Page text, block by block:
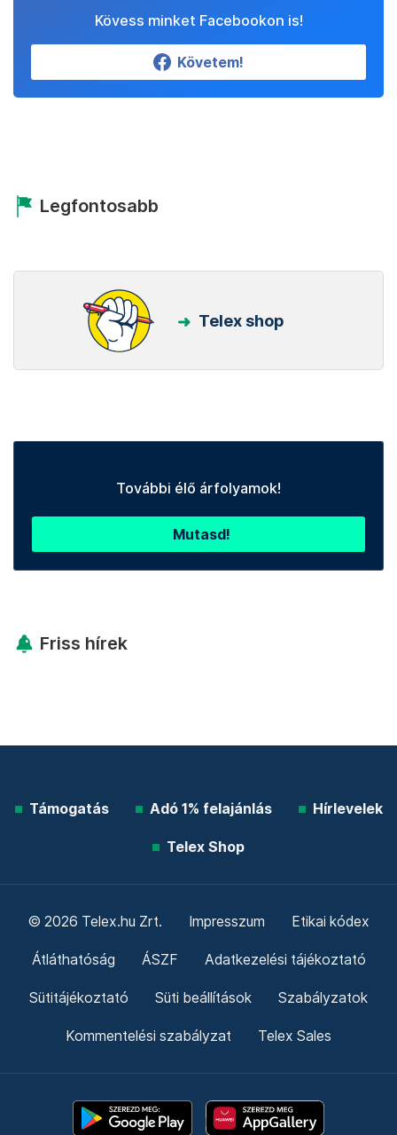
Kövess minket Facebookon is!
Követem!
Legfontosabb
Telex shop
További élő árfolyamok!
Mutasd!
Friss hírek
Támogatás Adó 1% felajánlás Hírlevelek
Telex Shop
© 2026 Telex.hu Zrt. Impresszum Etikai kódex
Átláthatóság ÁSZF Adatkezelési tájékoztató
Sütitájékoztató Süti beállítások Szabályzatok
Kommentelési szabályzat Telex Sales